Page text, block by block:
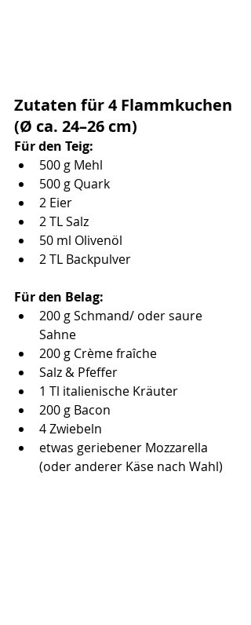
Zutaten für 4 Flammkuchen
(Ø ca. 24–26 cm)
Für den Teig:
500 g Mehl
500 g Quark
2 Eier
2 TL Salz
50 ml Olivenöl
2 TL Backpulver
Für den Belag:
200 g Schmand/ oder saure
Sahne
200 g Crème fraîche
Salz & Pfeffer
1 Tl italienische Kräuter
200 g Bacon
4 Zwiebeln
etwas geriebener Mozzarella
(oder anderer Käse nach Wahl)